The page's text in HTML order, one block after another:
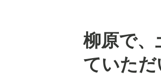
柳原で、
ていた